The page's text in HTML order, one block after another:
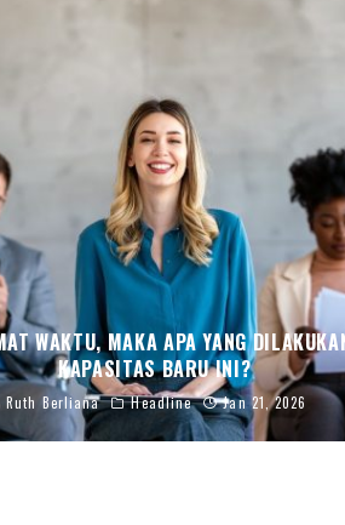
WAKTU, MAKA APA YANG
KAPASITAS BARU INI?
Ruth Berliana Headline Jan 21, 2026